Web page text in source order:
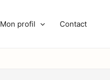
Mon profil Contact